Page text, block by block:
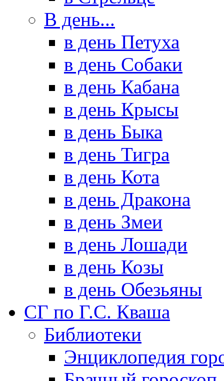
В день...
в день Петуха
в день Собаки
в день Кабана
в день Крысы
в день Быка
в день Тигра
в день Кота
в день Дракона
в день Змеи
в день Лошади
в день Козы
в день Обезьяны
СГ по Г.С. Кваша
Библиотеки
Энциклопедия